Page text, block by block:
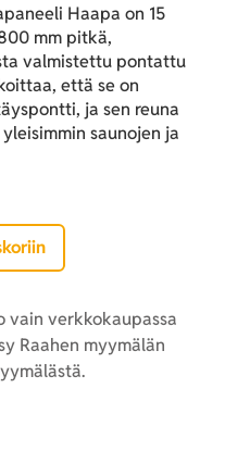
Haapa on 15
mm pitkä,
valmistettu pontattu
että se on
ja sen reuna
saunojen ja
vain verkkokaupassa
Raahen myymälän